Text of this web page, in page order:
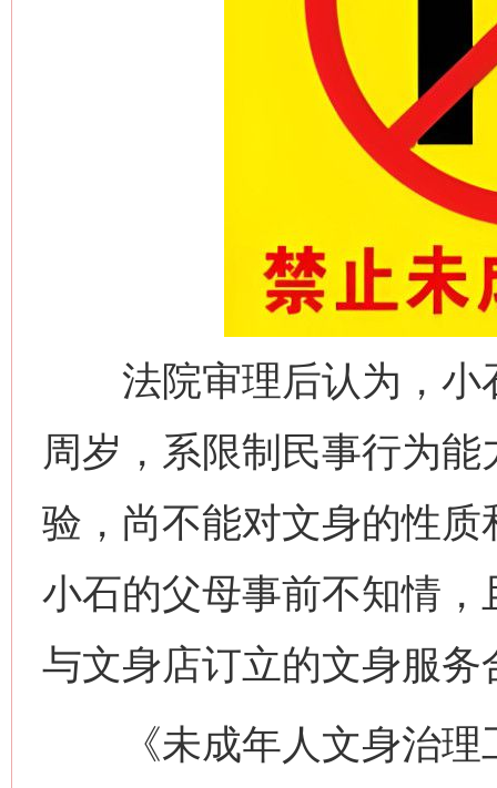
法院审理后认为，小
周岁，系限制民事行为
验，尚不能对文身的性
小石的父母事前不知情
与文身店订立的文身服务
《未成年人文身治理